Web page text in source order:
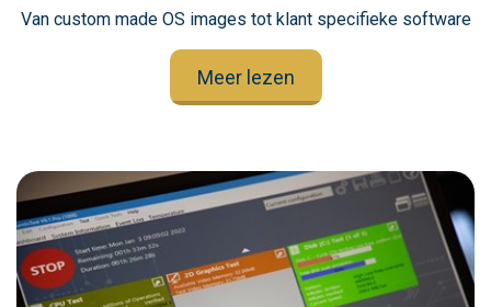
Van custom made OS images tot klant specifieke software
Meer lezen